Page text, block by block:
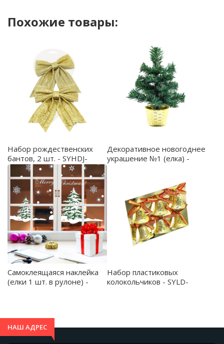
Похожие товары:
Набор рождественских
бантов, 2 шт. - SYHDJ-
322004A
Декоративное новогоднее
украшение №1 (елка) -
Самоклеящаяся наклейка
(елки 1 шт. в рулоне) -
Набор пластиковых
колокольчиков - SYLD-
НАШ АДРЕС